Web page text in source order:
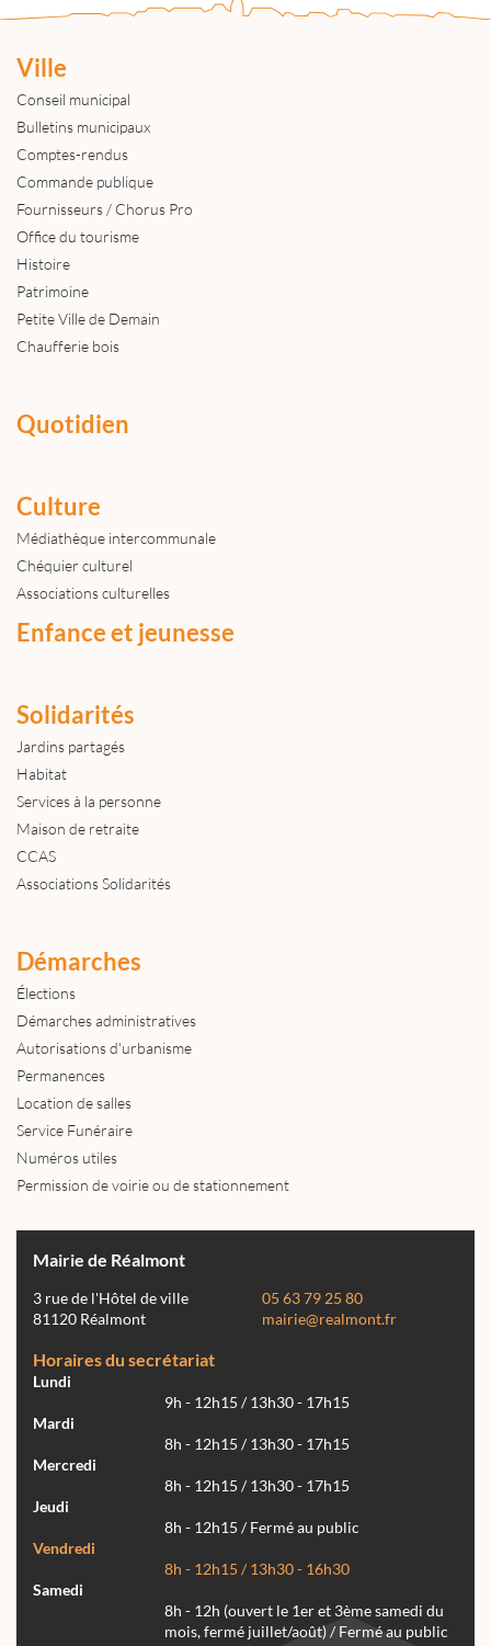
Ville
Conseil municipal
Bulletins municipaux
Comptes-rendus
Commande publique
Fournisseurs / Chorus Pro
Office du tourisme
Histoire
Patrimoine
Petite Ville de Demain
Chaufferie bois
Quotidien
Culture
Médiathèque intercommunale
Chéquier culturel
Associations culturelles
Enfance et jeunesse
Solidarités
Jardins partagés
Habitat
Services à la personne
Maison de retraite
CCAS
Associations Solidarités
Démarches
Élections
Démarches administratives
Autorisations d'urbanisme
Permanences
Location de salles
Service Funéraire
Numéros utiles
Permission de voirie ou de stationnement
Mairie de Réalmont
3 rue de l'Hôtel de ville
81120 Réalmont
05 63 79 25 80
mairie@realmont.fr
Horaires du secrétariat
Lundi
9h - 12h15 / 13h30 - 17h15
Mardi
8h - 12h15 / 13h30 - 17h15
Mercredi
8h - 12h15 / 13h30 - 17h15
Jeudi
8h - 12h15 / Fermé au public
Vendredi
8h - 12h15 / 13h30 - 16h30
Samedi
8h - 12h (ouvert le 1er et 3ème samedi du
mois, fermé juillet/août) / Fermé au public